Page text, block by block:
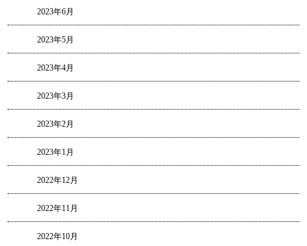
2023年6月
2023年5月
2023年4月
2023年3月
2023年2月
2023年1月
2022年12月
2022年11月
2022年10月